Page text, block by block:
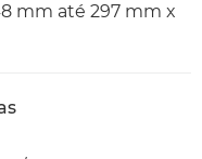
mm até 297 mm x